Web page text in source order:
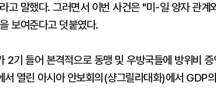
고 말했다. 그러면서 이번 사건은 "미-일 양자 관계
보여준다고 덧붙였다.
2기 들어 본격적으로 동맹 및 우방국들에 방위비
서 열린 아시아 안보회의(샹그릴라대화)에서 GDP